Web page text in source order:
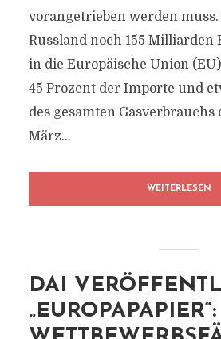
vorangetrieben werden
Russland noch 155 Milliarden
in die Europäische Union
45 Prozent der Importe und
des gesamten Gasverbrauchs
März...
WEITERLESEN
DAI
„EUROPAPAPIER“: